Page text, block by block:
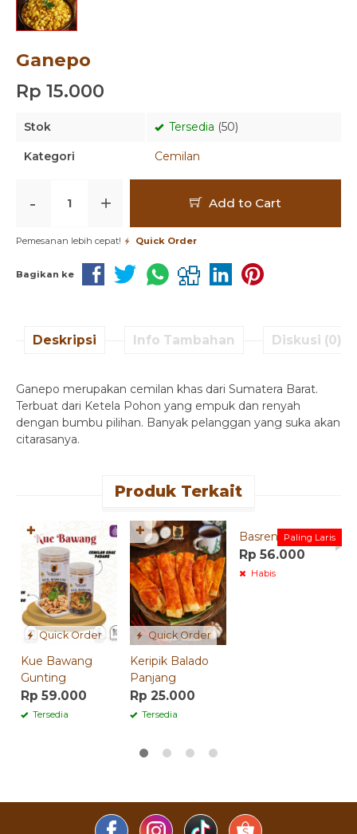
Ganepo
Rp 15.000
Stok Tersedia (50)
Kategori Cemilan
- + Add to Cart
Pemesanan lebih cepat! Quick Order
Bagikan ke
Deskripsi Info Tambahan Diskusi (0)
Ganepo merupakan cemilan khas dari Sumatera Barat.
Terbuat dari Ketela Pohon yang empuk dan renyah
dengan bumbu pilihan. Banyak pelanggan yang suka akan
citarasanya.
Produk Terkait
Quick Order
Kue Bawang
Gunting
Rp 59.000
Tersedia
✚
Quick Order
Keripik Balado
Panjang
Rp 25.000
Tersedia
✚ Paling Laris
Basreng Original
Rp 56.000
Habis